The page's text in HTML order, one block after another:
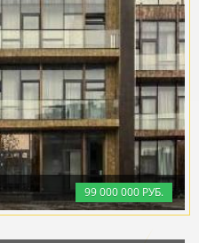
99000000 РУБ.